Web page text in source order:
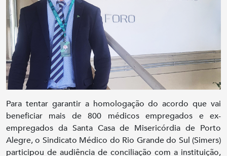
Para tentar garantir a homologação do acordo que vai
beneficiar mais de 800 médicos empregados e ex-
empregados da Santa Casa de Misericórdia de Porto
Alegre, o Sindicato Médico do Rio Grande do Sul (Simers)
participou de audiência de conciliação com a instituição,